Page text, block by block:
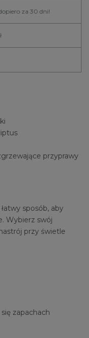
za 30 dni!
przyprawy
sposób, aby
Wybierz swój
przy świetle
zapachach